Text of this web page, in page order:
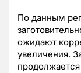
По данным
ожидают
увеличения.